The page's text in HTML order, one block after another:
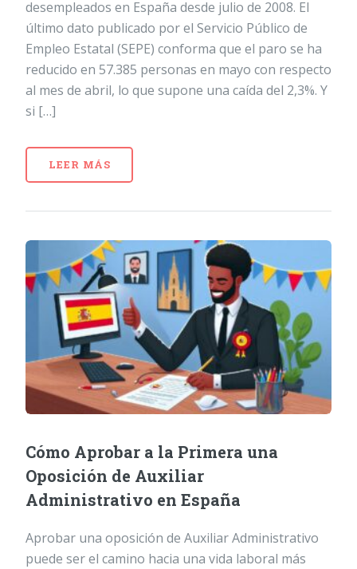
desempleados en España desde julio de 2008. El
último dato publicado por el Servicio Público de
Empleo Estatal (SEPE) conforma que el paro se ha
reducido en 57.385 personas en mayo con respecto
al mes de abril, lo que supone una caída del 2,3%. Y
si […]
LEER MÁS
Cómo Aprobar a la Primera una
Oposición de Auxiliar
Administrativo en España
Aprobar una oposición de Auxiliar Administrativo
puede ser el camino hacia una vida laboral más